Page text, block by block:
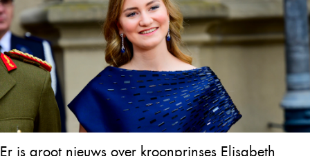
Er is groot nieuws over kroonprinses Elisabeth